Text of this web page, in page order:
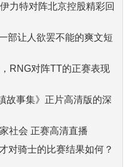
力特对阵北京控股精彩回
部让人欲罢不能的爽文短
RNG对阵TT的正赛表现
事集》正片高清版的深
社会 正赛高清直播
对骑士的比赛结果如何？